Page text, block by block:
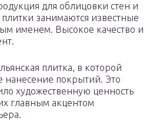
для облицовки стен и
занимаются известные
именем. Высокое качество и
плитка, в которой
нанесение покрытий. Это
художественную ценность
главным акцентом